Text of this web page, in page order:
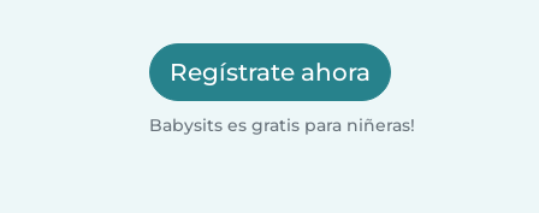
Regístrate ahora
Babysits es gratis para niñeras!